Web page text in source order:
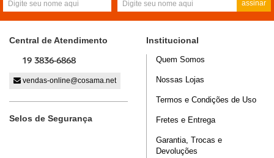
assinar
Central de Atendimento
19 3836-6868
vendas-online@cosama.net
Selos de Segurança
Institucional
Quem Somos
Nossas Lojas
Termos e Condições de Uso
Fretes e Entrega
Garantia, Trocas e
Devoluções